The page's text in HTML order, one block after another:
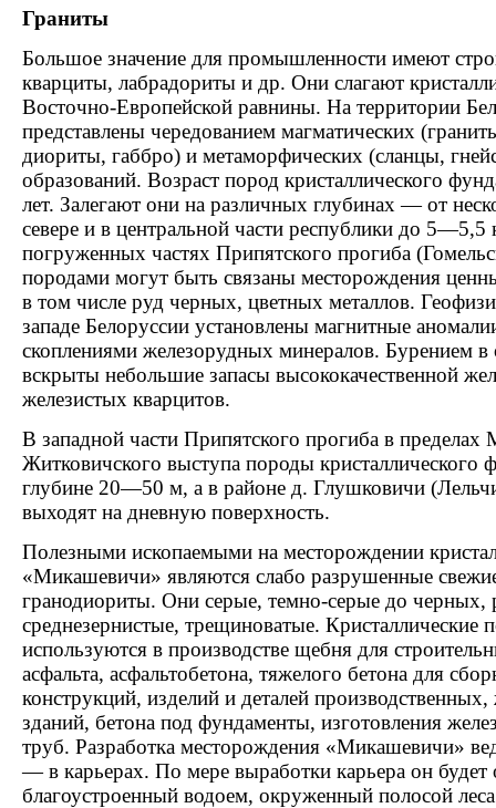
Граниты
Большое значение для промышленности имеют
кварциты, лабрадориты и др. Они слагают
Восточно-Европейской равнины. На территории
представлены чередованием магматических
диориты, габбро) и метаморфических (сланцы,
образований. Возраст пород кристаллического
лет. Залегают они на различных глубинах — от
севере и в центральной части республики до 5—5,5
погруженных частях Припятского прогиба
породами могут быть связаны месторождения
в том числе руд черных, цветных металлов.
западе Белоруссии установлены магнитные
скоплениями железорудных минералов. Бурением в
вскрыты небольшие запасы высококачественной
железистых кварцитов.
В западной части Припятского прогиба в пределах
Житковичского выступа породы кристаллического
глубине 20—50 м, а в районе д. Глушковичи
выходят на дневную поверхность.
Полезными ископаемыми на месторождении
«Микашевичи» являются слабо разрушенные
гранодиориты. Они серые, темно-серые до черных,
среднезернистые, трещиноватые. Кристаллические
используются в производстве щебня для
асфальта, асфальтобетона, тяжелого бетона для
конструкций, изделий и деталей
зданий, бетона под фундаменты, изготовления
труб. Разработка месторождения «Микашевичи»
— в карьерах. По мере выработки карьера он будет
благоустроенный водоем, окруженный полосой